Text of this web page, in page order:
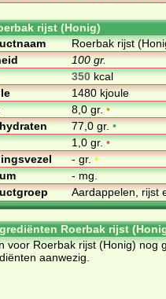
rijst (Honig)
Roerbak rijst
100 gr.
350kcal
1480 kjoule
8,0 gr.•
77,0 gr.•
1,0 gr.•
- gr.•
- mg.
Aardappelen, rijst
Roerbak rijst
voor Roerbak rijst (Honig) nog
aanwezig.